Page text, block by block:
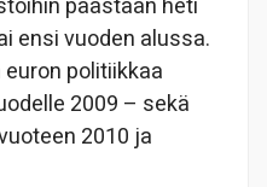
päästään heti
ensi vuoden alussa.
politiikkaa
2009 – sekä
2010 ja